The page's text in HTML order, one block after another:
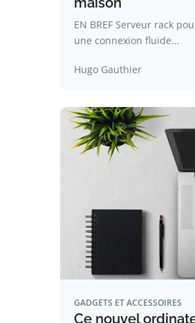
EN BREF Serveur rack
une connexion fluide…
Hugo Gauthier
GADGETS ET ACCESSOIRES
Ce nouvel